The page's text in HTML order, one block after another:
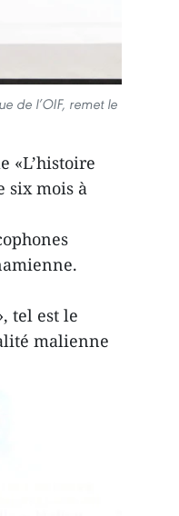
de l’OIF, remet le
«L’histoire
six mois à
tel est le
malienne